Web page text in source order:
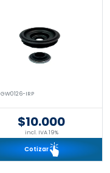
GW0126-IRP
$10.000
incl. IVA 19%
Cotizar